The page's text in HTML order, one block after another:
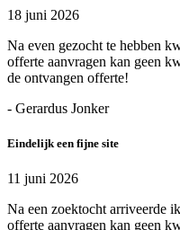
18 juni 2026
Na even gezocht te hebben
offerte aanvragen kan geen
de ontvangen offerte!
- Gerardus Jonker
Eindelijk een fijne site
11 juni 2026
Na een zoektocht arriveerde
offerte aanvragen kan geen